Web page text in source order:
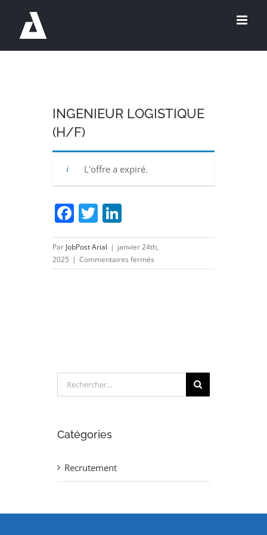
contenu
INGENIEUR LOGISTIQUE
(H/F)
L'offre a expiré.
Facebook
Twitter
Par JobPost Arial | janvier 24th,
2025 | Commentaires fermés
INGENIEUR
Rechercher:
Catégories
Recrutement